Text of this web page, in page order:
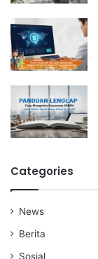
Categories
News
Berita
Sosial